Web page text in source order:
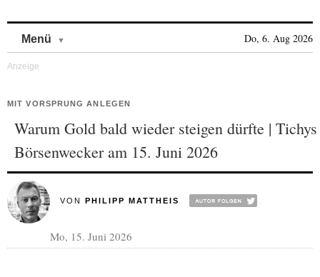
Menü Do, 6. Aug 2026
MIT VORSPRUNG ANLEGEN
Warum Gold bald wieder steigen dürfte | Tichys
Börsenwecker am 15. Juni 2026
VON PHILIPP MATTHEIS
Mo, 15. Juni 2026